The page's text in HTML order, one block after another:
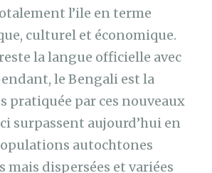
l’ile en terme
culturel et économique.
la langue officielle avec
le Bengali est la
pratiquée par ces nouveaux
surpassent aujourd’hui en
autochtones
mais dispersées et variées